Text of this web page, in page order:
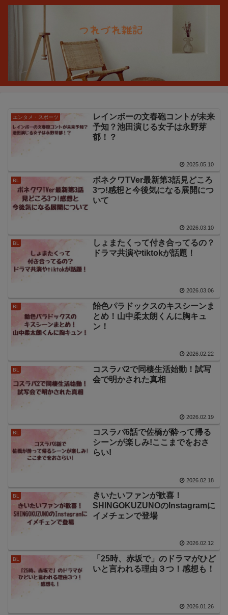
エンタメ・スポーツ
レインボーの文春砲コントが未来
予知？池田演じる女子は永野芽
郁！？
2025.05.10
BL
ボネクワTVer最新第3話見どころ
3つ!感想と今後気になる展開につ
いて
2026.03.10
BL
しょまたくって付き合ってるの？
ドラマ共演やtiktokが話題！
2026.03.06
BL
飴色パラドックスのキスシーンま
とめ！山中柔太朗くんに胸キュ
ン！
2026.02.22
BL
コスラバ2で同棲生活始動！試写
会で明かされた真相
2026.02.19
BL
コスラバ6話で佐橋が酔って帰る
シーンが楽しみ!ここまでをおさ
らい!
2026.02.18
BL
きいたいファンが歓喜！
SHINGOKUZUNOのInstagramに
イメチェンで登場
2026.02.12
BL
「25時、赤坂で」のドラマがひど
いと言われる理由３つ！感想も！
2026.01.26